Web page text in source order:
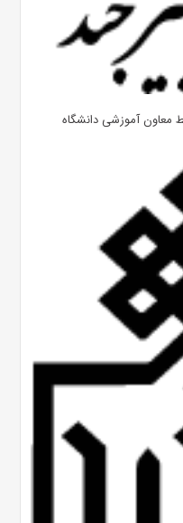
معاون آموزشی دانشگاه